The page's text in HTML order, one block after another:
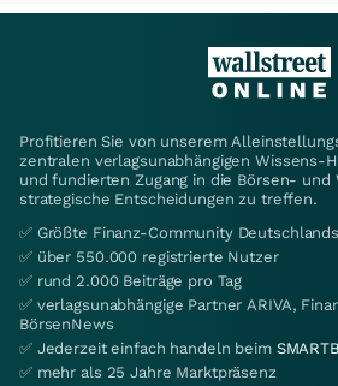
Profitieren Sie von unserem
zentralen verlagsunabhängigen Wissens-
und fundierten Zugang in die Börsen-
strategische Entscheidungen zu treffen.
✅ Größte Finanz-Community Deutschlands
✅ über 550.000 registrierte Nutzer
✅ rund 2.000 Beiträge pro Tag
✅ verlagsunabhängige Partner ARIVA,
BörsenNews
✅ Jederzeit einfach handeln beim
✅ mehr als 25 Jahre Marktpräsenz